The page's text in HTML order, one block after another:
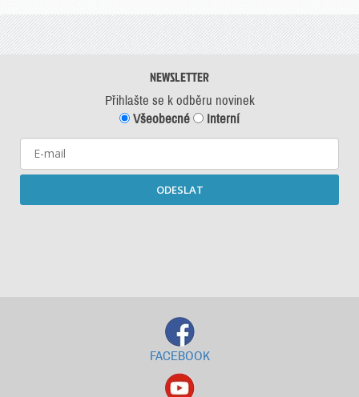
NEWSLETTER
Přihlašte se k odběru novinek
Všeobecné
Interní
ODESLAT
FACEBOOK